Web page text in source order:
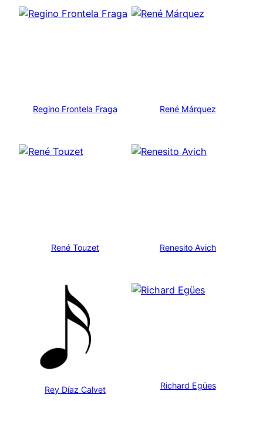
Regino Frontela Fraga René Márquez
René Touzet Renesito Avich
Rey Díaz Calvet Richard Egües